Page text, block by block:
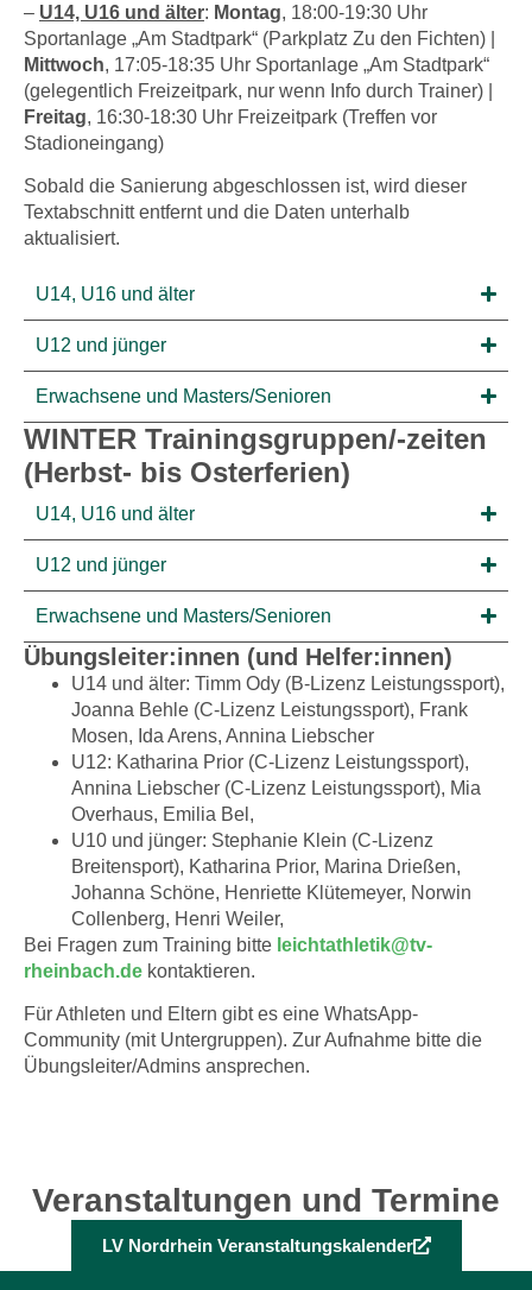
– U14, U16 und älter: Montag, 18:00-19:30 Uhr
Sportanlage „Am Stadtpark“ (Parkplatz Zu den Fichten) |
Mittwoch, 17:05-18:35 Uhr Sportanlage „Am Stadtpark“
(gelegentlich Freizeitpark, nur wenn Info durch Trainer) |
Freitag, 16:30-18:30 Uhr Freizeitpark (Treffen vor
Stadioneingang)
Sobald die Sanierung abgeschlossen ist, wird dieser
Textabschnitt entfernt und die Daten unterhalb
aktualisiert.
U14, U16 und älter
U12 und jünger
Erwachsene und Masters/Senioren
WINTER Trainingsgruppen/-zeiten
(Herbst- bis Osterferien)
U14, U16 und älter
U12 und jünger​
Erwachsene und Masters/Senioren
Übungsleiter:innen (und Helfer:innen)
U14 und älter: Timm Ody (B-Lizenz Leistungssport),
Joanna Behle (C-Lizenz Leistungssport), Frank
Mosen, Ida Arens, Annina Liebscher
U12: Katharina Prior (C-Lizenz Leistungssport),
Annina Liebscher (C-Lizenz Leistungssport), Mia
Overhaus, Emilia Bel,
U10 und jünger: Stephanie Klein (C-Lizenz
Breitensport), Katharina Prior, Marina Drießen,
Johanna Schöne, Henriette Klütemeyer, Norwin
Collenberg, Henri Weiler,
Bei Fragen zum Training bitte leichtathletik@tv-
rheinbach.de kontaktieren.
Für Athleten und Eltern gibt es eine WhatsApp-
Community (mit Untergruppen). Zur Aufnahme bitte die
Übungsleiter/Admins ansprechen.
Veranstaltungen und Termine
LV Nordrhein Veranstaltungskalender